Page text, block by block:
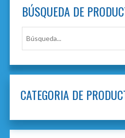
BÚSQUEDA DE
CATEGORIA DE